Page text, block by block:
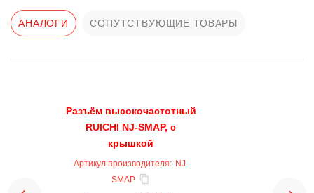
АНАЛОГИ СОПУТСТВУЮЩИЕ ТОВАРЫ
Разъём высокочастотный
RUICHI NJ-SMAP, с
крышкой
Артикул производителя: NJ-
SMAP